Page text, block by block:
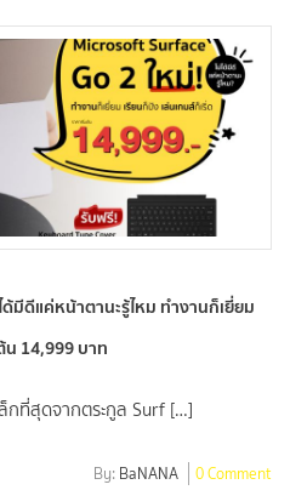
ด้มีดีแค่หน้าตานะรู้ไหม ทำงานก็เยี่ยม
น 14,999 บาท
กที่สุดจากตระกูล Surf […]
By: BaNANA 0 Comment